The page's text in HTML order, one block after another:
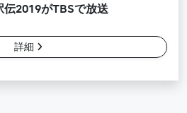
2019がTBSで放送
詳細